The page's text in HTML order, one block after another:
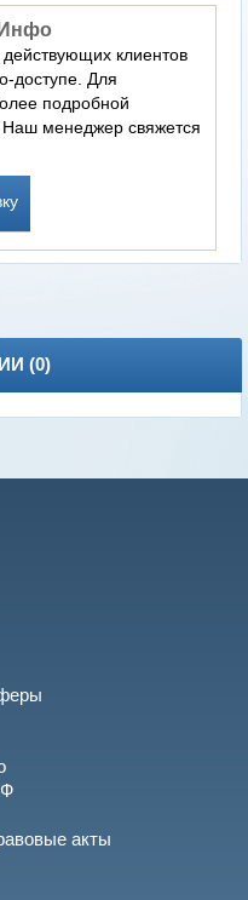
клиентов
Для
подробной
Наш менеджер свяжется
(0)
акты